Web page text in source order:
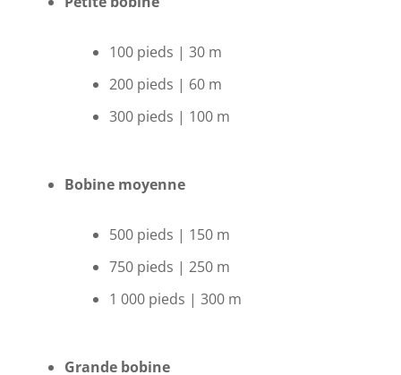
100 pieds | 30 m
200 pieds | 60 m
300 pieds | 100 m
Bobine moyenne
500 pieds | 150 m
750 pieds | 250 m
1 000 pieds | 300 m
Grande bobine